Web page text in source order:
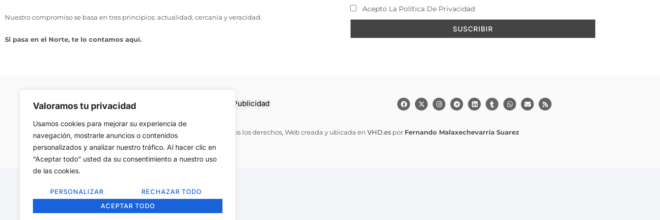
Valoramos tu privacidad
Usamos cookies para mejorar su experiencia de
navegación, mostrarle anuncios o contenidos
personalizados y analizar nuestro tráfico. Al hacer clic en
“Aceptar todo” usted da su consentimiento a nuestro uso
de las cookies.
PERSONALIZAR
RECHAZAR TODO
ACEPTAR TODO
Nuestro compromiso se basa en tres principios: actualidad, cercanía y veracidad.
Si pasa en el Norte, te lo contamos aquí.
Acepto La Política De Privacidad
Aviso Legal–Política de Cookies Publicidad
Copyright © 2008, Reservados todos los derechos, Web creada y ubicada en VHD.espor Fernando Malaxechevarría Suarez